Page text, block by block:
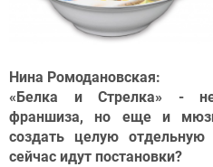
Нина Ромодановская:
«Белка и Стрелка» - не
франшиза, но еще и
создать целую
сейчас идут постановки?